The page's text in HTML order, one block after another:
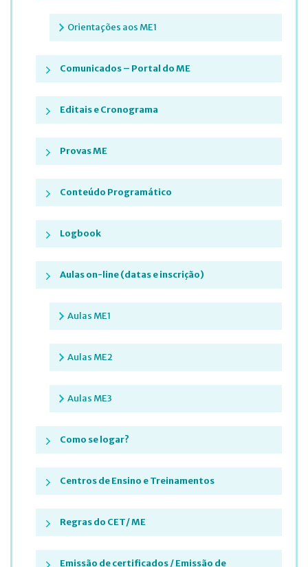
Orientações aos ME1
Comunicados – Portal do ME
Editais e Cronograma
Provas ME
Conteúdo Programático
Logbook
Aulas on-line (datas e inscrição)
Aulas ME1
Aulas ME2
Aulas ME3
Como se logar?
Centros de Ensino e Treinamentos
Regras do CET/ ME
Emissão de certificados / Emissão de